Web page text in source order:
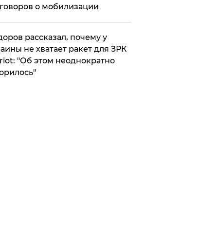
о мобилизации
рассказал, почему у
не хватает ракет для ЗРК
"Об этом неоднократно